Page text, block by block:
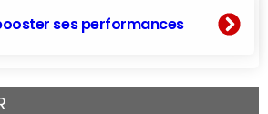
ses performances